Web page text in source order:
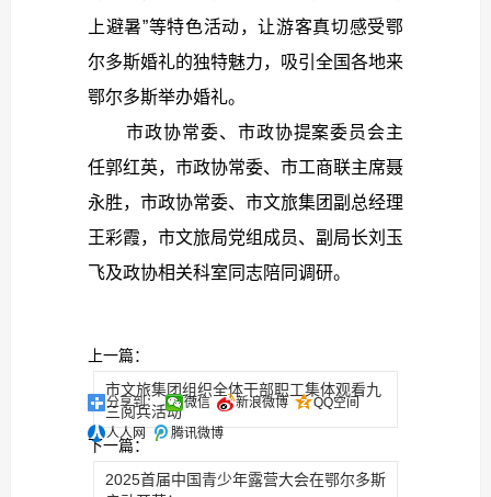
上避暑”等特色活动，让游客真切感受鄂
尔多斯婚礼的独特魅力，吸引全国各地来
鄂尔多斯举办婚礼。
市政协常委、市政协提案委员会主
任郭红英，市政协常委、市工商联主席聂
永胜，市政协常委、市文旅集团副总经理
王彩霞，市文旅局党组成员、副局长刘玉
飞及政协相关科室同志陪同调研。
上一篇：
市文旅集团组织全体干部职工集体观看九
三阅兵活动
下一篇：
2025首届中国青少年露营大会在鄂尔多斯
分享到： 微信 新浪微博
QQ空间
人人网
腾讯微博